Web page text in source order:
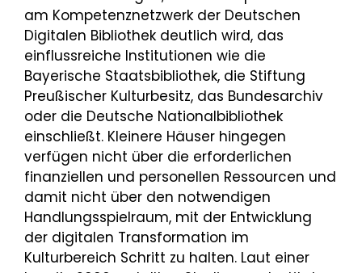
am Kompetenznetzwerk der Deutschen
Digitalen Bibliothek deutlich wird, das
einflussreiche Institutionen wie die
Bayerische Staatsbibliothek, die Stiftung
Preußischer Kulturbesitz, das Bundesarchiv
oder die Deutsche Nationalbibliothek
einschließt. Kleinere Häuser hingegen
verfügen nicht über die erforderlichen
finanziellen und personellen Ressourcen und
damit nicht über den notwendigen
Handlungsspielraum, mit der Entwicklung
der digitalen Transformation im
Kulturbereich Schritt zu halten. Laut einer